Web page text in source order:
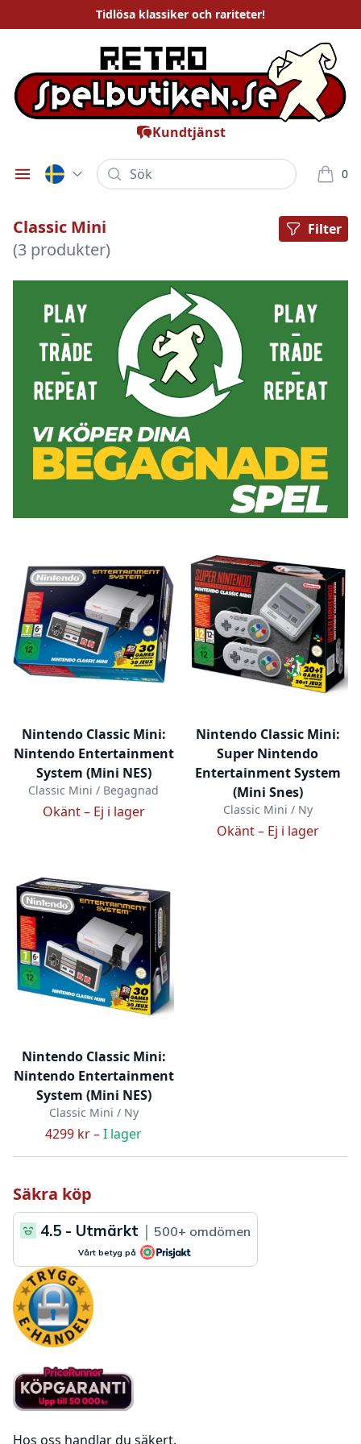
Tidlösa klassiker och rariteter!
Kundtjänst
Öppna meny
Sök 0
varor i
Classic Mini
(3 produkter)
Filter
Nintendo Classic Mini:
Nintendo Entertainment
System (Mini NES)
Classic Mini / Begagnad
Okänt – Ej i lager
Nintendo Classic Mini:
Super Nintendo
Entertainment System
(Mini Snes)
Classic Mini / Ny
Okänt – Ej i lager
Nintendo Classic Mini:
Nintendo Entertainment
System (Mini NES)
Classic Mini / Ny
4299 kr –I lager
Säkra köp
Hos oss handlar du säkert.